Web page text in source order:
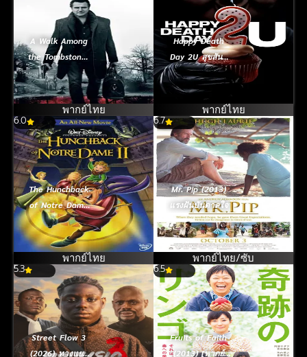
A Walk Among
the Tombstones
(2014) พลิกเกม
นรกล่าสุดโลก
พากย์ไทย
Happy Death
Day 2U สุขสันต์
วันตาย (2019)
พากย์ไทย
6.0
The Hunchback
of Notre Dame
II (2002) เจ้าค่อม
แห่งนอธเตอร์ดาม
ภาค 2พากย์ไทย
6.7
Mr. Pip (2013)
แรงฝันบันดาลใจ
พากย์ไทย/ซับ
5.3
Street Flow 3
(2026) ทางแยก
6.5
Fruits of Faith
(2013) [พากย์